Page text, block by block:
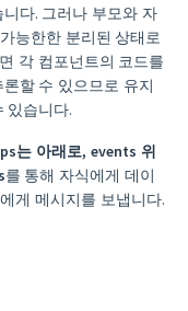
다. 그러나 부모와 자
능한한 분리된 상태로
각 컴포넌트의 코드를
할 수 있으므로 유지
있습니다.
는 아래로, events 위
를 통해 자식에게 데이
게 메시지를 보냅니다.